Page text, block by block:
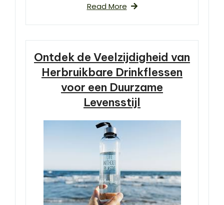
Read More
Ontdek de Veelzijdigheid van
Herbruikbare Drinkflessen
voor een Duurzame
Levensstijl